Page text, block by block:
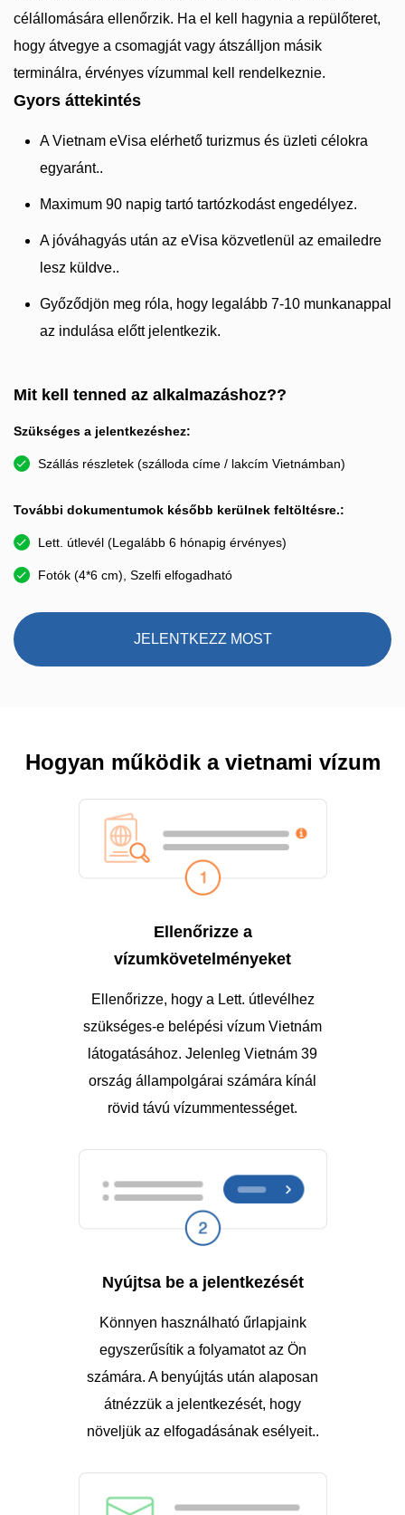
célállomására ellenőrzik. Ha el kell hagynia a repülőteret,
hogy átvegye a csomagját vagy átszálljon másik
terminálra, érvényes vízummal kell rendelkeznie.
Gyors áttekintés
A Vietnam eVisa elérhető turizmus és üzleti célokra
egyaránt..
Maximum 90 napig tartó tartózkodást engedélyez.
A jóváhagyás után az eVisa közvetlenül az emailedre
lesz küldve..
Győződjön meg róla, hogy legalább 7-10 munkanappal
az indulása előtt jelentkezik.
Mit kell tenned az alkalmazáshoz??
Szükséges a jelentkezéshez:
Szállás részletek (szálloda címe / lakcím Vietnámban)
További dokumentumok később kerülnek feltöltésre.:
Lett. útlevél (Legalább 6 hónapig érvényes)
Fotók (4*6 cm), Szelfi elfogadható
JELENTKEZZ MOST
Hogyan működik a vietnami vízum
Ellenőrizze a
vízumkövetelményeket
Ellenőrizze, hogy a Lett. útlevélhez
szükséges-e belépési vízum Vietnám
látogatásához. Jelenleg Vietnám 39
ország állampolgárai számára kínál
rövid távú vízummentességet.
Nyújtsa be a jelentkezését
Könnyen használható űrlapjaink
egyszerűsítik a folyamatot az Ön
számára. A benyújtás után alaposan
átnézzük a jelentkezését, hogy
növeljük az elfogadásának esélyeit..